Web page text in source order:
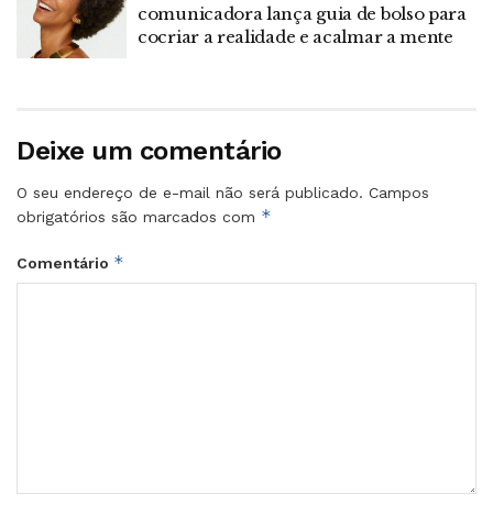
comunicadora lança guia de bolso para
cocriar a realidade e acalmar a mente
Deixe um comentário
O seu endereço de e-mail não será publicado. Campos
obrigatórios são marcados com *
Comentário *